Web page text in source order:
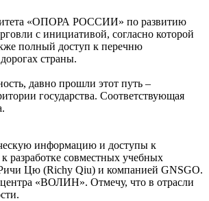
«ОПОРА РОССИИ» по развитию
с инициативой, согласно которой
полный доступ к перечню
страны.
давно прошли этот путь –
государства. Соответствующая
информацию и доступы к
разработке совместных учебных
Ричи Цю (Richy Qiu) и компанией GNSGO.
центра «ВОЛИН». Отмечу, что в отрасли